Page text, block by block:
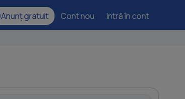
Anunț gratuit Cont nou Intră în cont